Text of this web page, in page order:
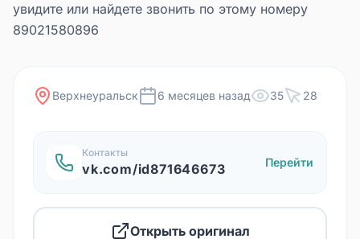
увидите или найдете звонить по этому номеру
89021580896
Верхнеуральск 6 месяцев назад 35 28
Контакты
vk.com/id871646673 Перейти
Открыть оригинал